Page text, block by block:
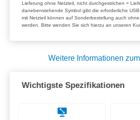
Lieferung ohne Netzteil, nicht durchgestrichen =
danebenstehende Symbol gibt die erforderliche
mit Netzteil können auf Sonderbestellung auch
werden. Bitte wenden Sie sich hierzu an unseren
Weitere Informationen
Wichtigste Spezifikationen